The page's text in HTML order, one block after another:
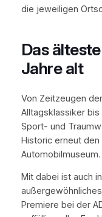
die jeweiligen
Das
Jahre alt
Von Zeitzeugen
Alltagsklassiker
Sport- und
Historic erneut den
Automobilmuseum.
Mit dabei ist auch
Premiere bei der